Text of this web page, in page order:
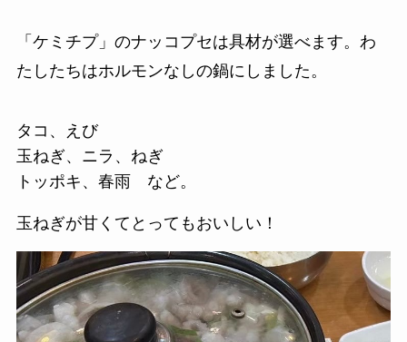
「ケミチプ」のナッコプセは具材が選べます。わ
たしたちはホルモンなしの鍋にしました。
タコ、えび
玉ねぎ、ニラ、ねぎ
トッポキ、春雨 など。
玉ねぎが甘くてとってもおいしい！